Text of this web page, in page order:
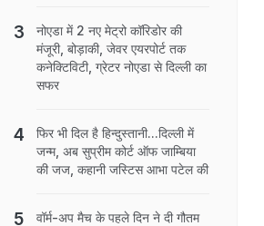
नोएडा में 2 नए मेट्रो कॉरिडोर की
मंजूरी, बोड़ाकी, जेवर एयरपोर्ट तक
कनेक्टिविटी, ग्रेटर नोएडा से दिल्ली का
सफर
फिर भी दिल है हिन्दुस्तानी...दिल्ली में
जन्म, अब सुप्रीम कोर्ट ऑफ जाम्बिया
की जज, कहानी जस्टिस आभा पटेल की
वॉर्म-अप मैच के पहले दिन ने दी गौतम